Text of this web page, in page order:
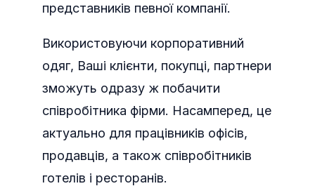
представників певної компанії.
Використовуючи корпоративний
одяг, Ваші клієнти, покупці, партнери
зможуть одразу ж побачити
співробітника фірми. Насамперед, це
актуально для працівників офісів,
продавців, а також співробітників
готелів і ресторанів.